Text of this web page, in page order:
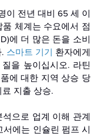
이 전년 대비 65 세 이
체계는 수요에서 점
에 더 많은 돈을 소비
스마트 기기
환자에게
을 높이십시오. 라틴
에 대한 지역 상승 당
지출 상승.
으로 업계 이해 관계
에는 인슐린 펌프 시